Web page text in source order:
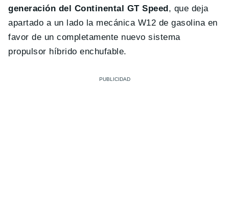
generación del Continental GT Speed , que deja
apartado a un lado la mecánica W12 de gasolina en
favor de un completamente nuevo sistema
propulsor híbrido enchufable.